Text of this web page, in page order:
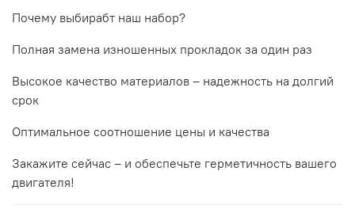
Почему выбирабт наш набор?
Полная замена изношенных прокладок за один раз
Высокое качество материалов – надежность на долгий
срок
Оптимальное соотношение цены и качества
Закажите сейчас – и обеспечьте герметичность вашего
двигателя!